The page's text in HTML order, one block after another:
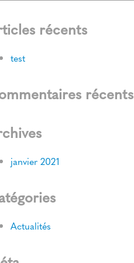
récents
test
récents
janvier 2021
Actualités